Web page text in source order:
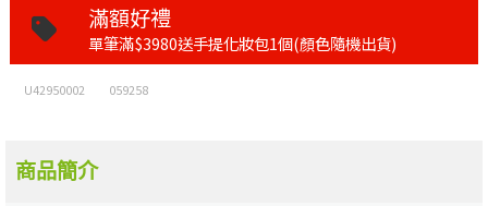
滿額好禮
單筆滿$3980送手提化妝包1個(顏色隨機出貨)
U42950002 059258
商品簡介